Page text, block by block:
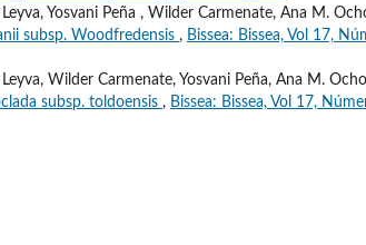
Yosvani Peña , Wilder Carmenate, Ana M.
subsp. Woodfredensis , Bissea: Bissea, Vol 17,
Wilder Carmenate, Yosvani Peña, Ana M.
subsp. toldoensis , Bissea: Bissea, Vol 17,